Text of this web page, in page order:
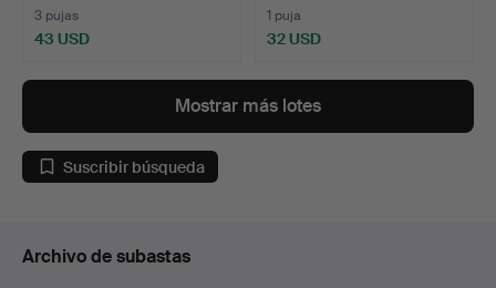
3 pujas
43 USD
1 puja
32 USD
Mostrar más lotes
Suscribir búsqueda
Archivo de subastas